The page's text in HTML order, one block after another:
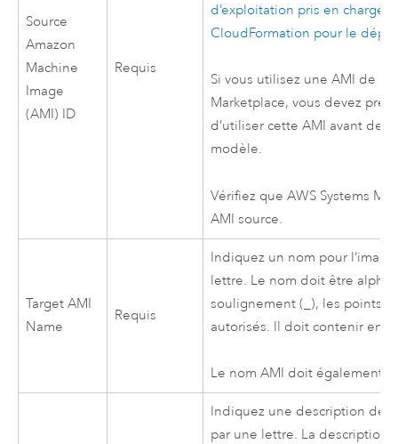
Source
Amazon
Machine
Image
(AMI) ID
Requis
d’exploitation pris en charge
CloudFormation pour le
Si vous utilisez uneAMI de
Marketplace, vous devez
d’utiliser cetteAMI avant de
modèle.
Vérifiez queAWS Systems
AMI source.
TargetAMI
Name
Requis
Indiquez un nom pour
lettre. Le nom doit être
soulignement (_), les points
autorisés. Il doit contenir
Le nomAMI doit également
Indiquez une description de
par une lettre. La description